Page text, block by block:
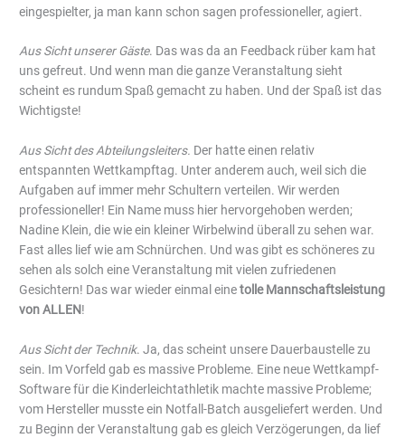
eingespielter, ja man kann schon sagen professioneller, agiert.
Aus Sicht unserer Gäste. Das was da an Feedback rüber kam hat
uns gefreut. Und wenn man die ganze Veranstaltung sieht
scheint es rundum Spaß gemacht zu haben. Und der Spaß ist das
Wichtigste!
Aus Sicht des Abteilungsleiters. Der hatte einen relativ
entspannten Wettkampftag. Unter anderem auch, weil sich die
Aufgaben auf immer mehr Schultern verteilen. Wir werden
professioneller! Ein Name muss hier hervorgehoben werden;
Nadine Klein, die wie ein kleiner Wirbelwind überall zu sehen war.
Fast alles lief wie am Schnürchen. Und was gibt es schöneres zu
sehen als solch eine Veranstaltung mit vielen zufriedenen
Gesichtern! Das war wieder einmal einetolle Mannschaftsleistung
von ALLEN!
Aus Sicht der Technik. Ja, das scheint unsere Dauerbaustelle zu
sein. Im Vorfeld gab es massive Probleme. Eine neue Wettkampf-
Software für die Kinderleichtathletik machte massive Probleme;
vom Hersteller musste ein Notfall-Batch ausgeliefert werden. Und
zu Beginn der Veranstaltung gab es gleich Verzögerungen, da lief